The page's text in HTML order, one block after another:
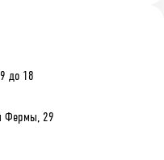
до 18
Фермы, 29